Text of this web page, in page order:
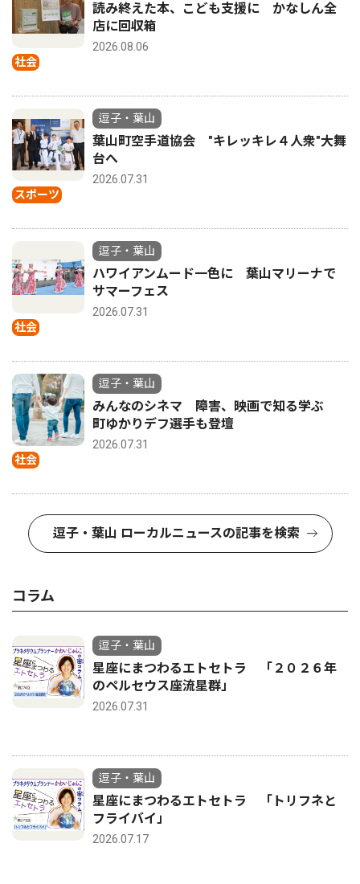
社会
読み終えた本、こども支援に かなしん全
店に回収箱
2026.08.06
スポーツ
逗子・葉山
葉山町空手道協会 "キレッキレ４人衆"大舞
台へ
2026.07.31
社会
逗子・葉山
ハワイアンムード一色に 葉山マリーナで
サマーフェス
2026.07.31
社会
逗子・葉山
みんなのシネマ 障害、映画で知る学ぶ
町ゆかりデフ選手も登壇
2026.07.31
逗子・葉山 ローカルニュースの記事を検索
コラム
逗子・葉山
星座にまつわるエトセトラ 「２０２６年
のペルセウス座流星群」
2026.07.31
逗子・葉山
星座にまつわるエトセトラ 「トリフネと
フライバイ」
2026.07.17